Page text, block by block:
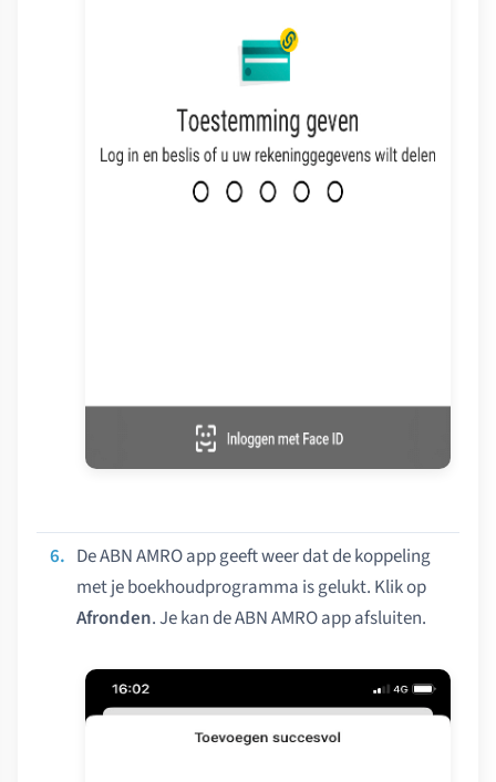
De ABN AMRO app geeft weer dat de koppeling
met je boekhoudprogramma is gelukt. Klik op
Afronden. Je kan de ABN AMRO app afsluiten.